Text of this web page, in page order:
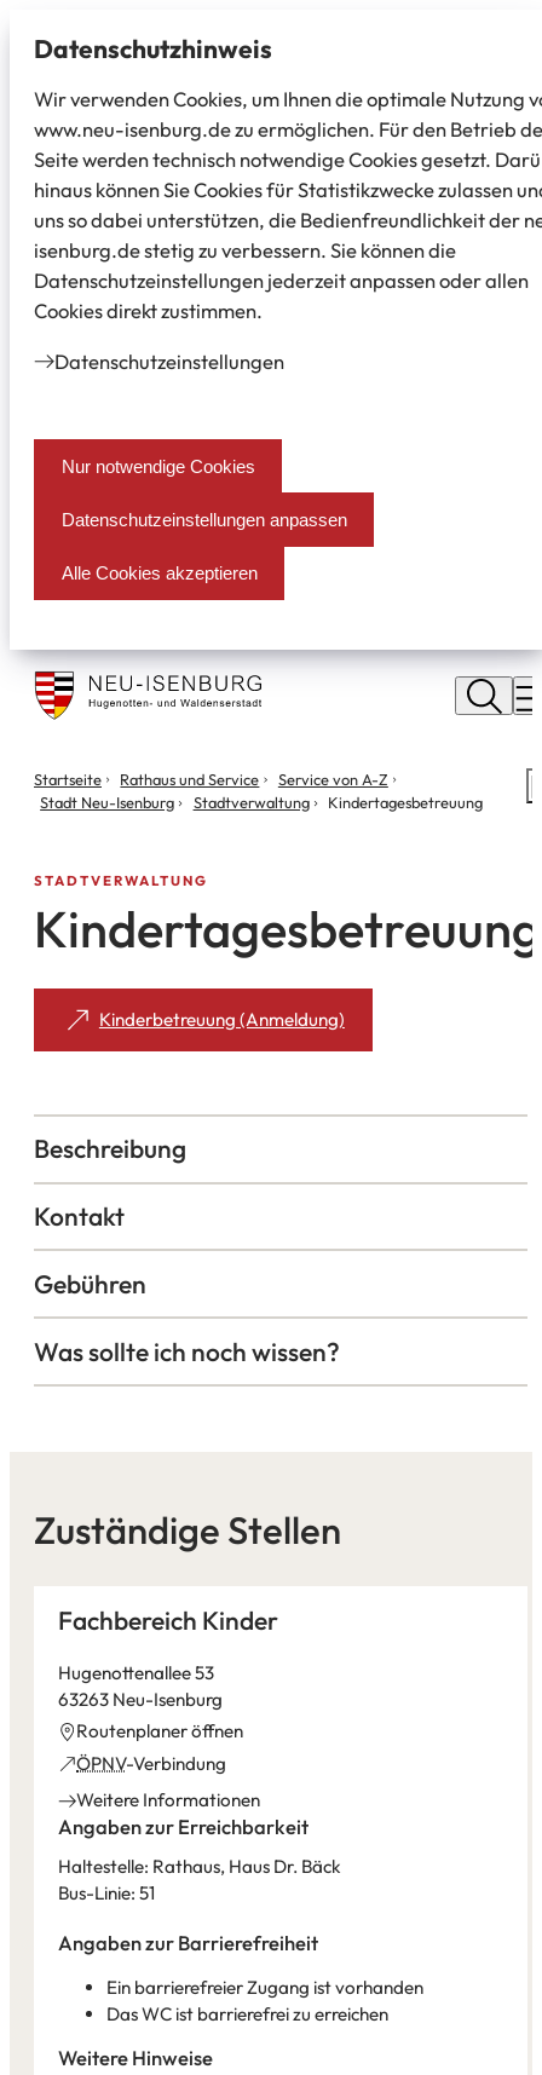
Datenschutz­hinweis
Wir verwenden Cookies, um Ihnen die optimale Nutzung
www.neu-isenburg.de zu ermöglichen. Für den Betrieb
Seite werden technisch notwendige Cookies gesetzt.
hinaus können Sie Cookies für Statistikzwecke zulassen
uns so dabei unterstützen, die Bedienfreundlichkeit der
isenburg.de stetig zu verbessern. Sie können die
Datenschutzeinstellungen jederzeit anpassen oder allen
Cookies direkt zustimmen.
Datenschutz­einstellungen
Nur notwendige Cookies
Datenschutzeinstellungen anpassen
Alle Cookies akzeptieren
Stadt
Neu
Isenburg
Sie
befinden
Startseite Rathaus und Service
Service von A-Z
Stadt Neu-Isenburg
Stadtverwaltung Kindertagesbetreuung
STADTVERWALTUNG
Kindertagesbetreuung
Kinderbetreuung (Anmeldung)
(Öffnet
Tab)
Beschreibung
Kontakt
Gebühren
Was sollte ich noch wissen?
Zuständige Stellen
Fachbereich Kinder
Hugenottenallee 53
63263 Neu-Isenburg
Routenplaner öffnen
(Öffnet
in
neuen
Tab)
ÖPNV-Verbindung
(Öffnet
in
einem
neuen
Tab)
Weitere Informationen
Angaben zur Erreichbarkeit
Haltestelle: Rathaus, Haus Dr. Bäck
Bus-Linie: 51
Angaben zur Barrierefreiheit
Ein barrierefreier Zugang ist vorhanden
Das WC ist barrierefrei zu erreichen
Weitere Hinweise